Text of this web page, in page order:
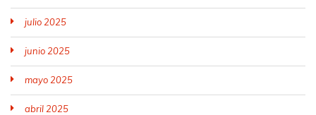
julio 2025
junio 2025
mayo 2025
abril 2025